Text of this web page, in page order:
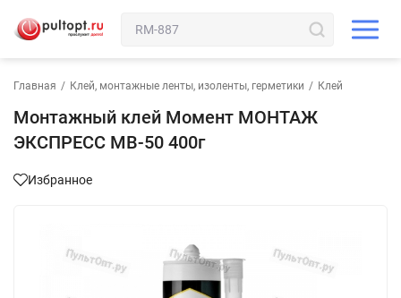
Главная / Клей, монтажные ленты, изоленты, герметики / Клей
Монтажный клей Момент МОНТАЖ
ЭКСПРЕСС MB-50 400г
Избранное